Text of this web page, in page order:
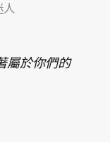
屬於你們的